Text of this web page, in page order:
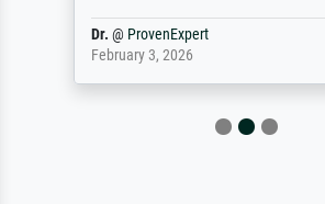
Dr. @ ProvenExpert
February 3, 2026